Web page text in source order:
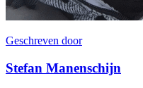
Geschreven door
Stefan Manenschijn